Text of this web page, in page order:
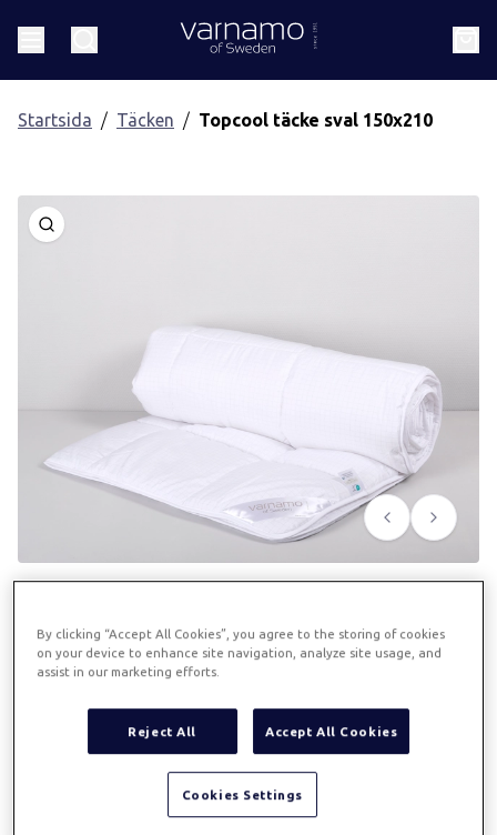
Header.homePage
Startsida Täcken Topcool täcke sval 150x210
Öppna
Föregående
Nästa
Topcool täcke sval 150x210
Art. 419
Multifunktionstäcke för sköna, avslappnade nätter
Betalningsalternativ med Klarna
By clicking “Accept All Cookies”, you agree to the storing of cookies
on your device to enhance site navigation, analyze site usage, and
assist in our marketing efforts.
Reject All Accept All Cookies
Cookies Settings